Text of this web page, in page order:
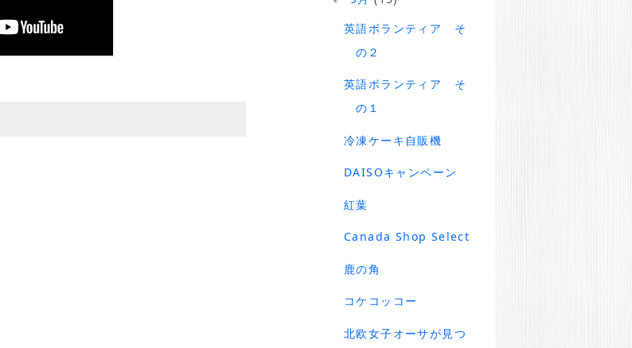
英語ボランティア そ
の２
英語ボランティア そ
の１
冷凍ケーキ自販機
DAISOキャンペーン
紅葉
Canada Shop Select
鹿の角
コケコッコー
北欧女子オーサが見つ